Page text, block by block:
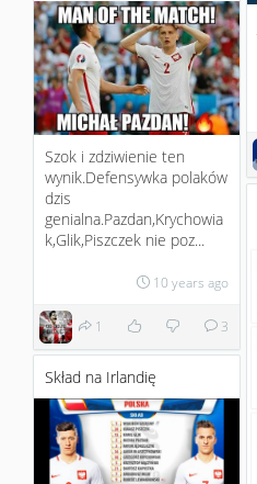
Szok i zdziwienie ten
wynik.Defensywka polaków
dzis
genialna.Pazdan,Krychowia
k,Glik,Piszczek nie poz...
10 years ago
1 3
Skład na Irlandię